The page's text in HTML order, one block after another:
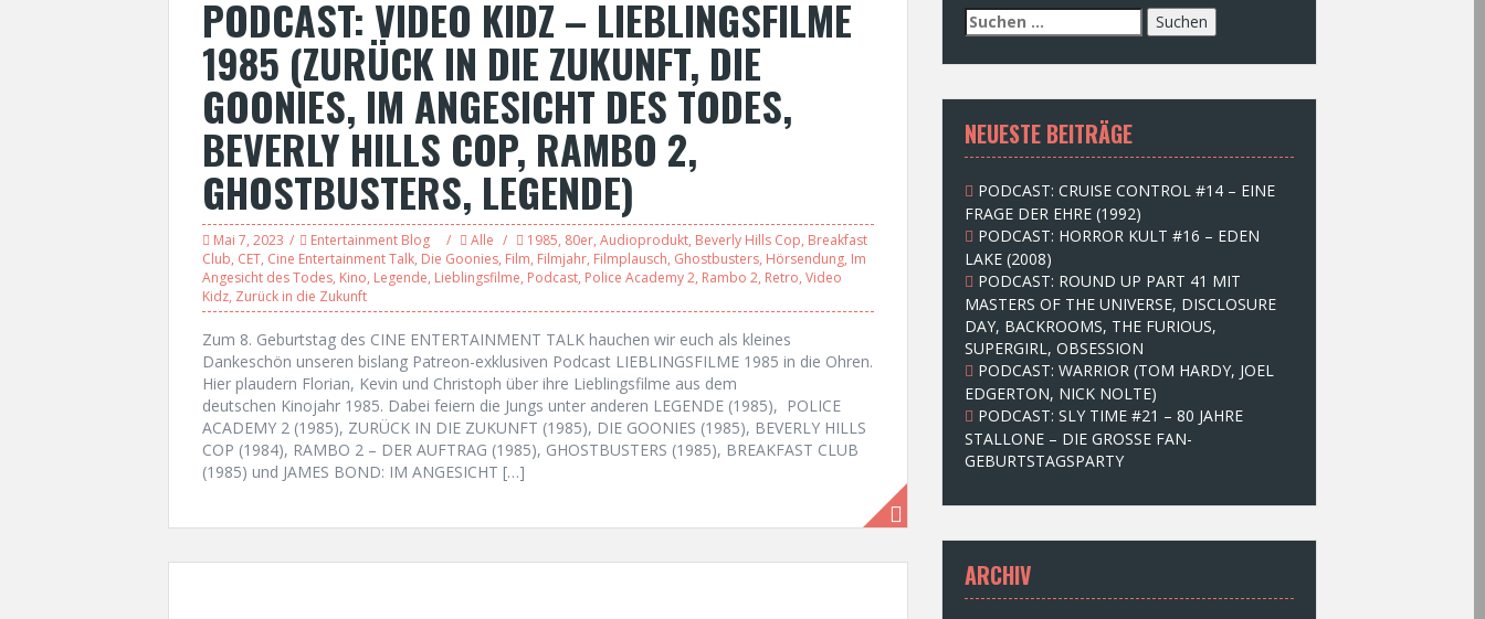
PODCAST: VIDEO KIDZ – LIEBLINGSFILME
1985 (ZURÜCK IN DIE ZUKUNFT, DIE
GOONIES, IM ANGESICHT DES TODES,
BEVERLY HILLS COP, RAMBO 2,
GHOSTBUSTERS, LEGENDE)
Mai 7, 2023 Entertainment Blog Alle 1985, 80er, Audioprodukt, Beverly Hills Cop, Breakfast
Club, CET, Cine Entertainment Talk, Die Goonies, Film, Filmjahr, Filmplausch, Ghostbusters, Hörsendung, Im
Angesicht des Todes, Kino, Legende, Lieblingsfilme, Podcast, Police Academy 2, Rambo 2, Retro, Video
Kidz, Zurück in die Zukunft
Zum 8. Geburtstag des CINE ENTERTAINMENT TALK hauchen wir euch als kleines
Dankeschön unseren bislang Patreon-exklusiven Podcast LIEBLINGSFILME 1985 in die Ohren.
Hier plaudern Florian, Kevin und Christoph über ihre Lieblingsfilme aus dem
deutschen Kinojahr 1985. Dabei feiern die Jungs unter anderen LEGENDE (1985), POLICE
ACADEMY 2 (1985), ZURÜCK IN DIE ZUKUNFT (1985), DIE GOONIES (1985), BEVERLY HILLS
COP (1984), RAMBO 2 – DER AUFTRAG (1985), GHOSTBUSTERS (1985), BREAKFAST CLUB
(1985) und JAMES BOND: IM ANGESICHT […]
S
u
c
e
n
n
c
h
:
NEUESTE BEITRÄGE
PODCAST: CRUISE CONTROL #14 – EINE
FRAGE DER EHRE (1992)
PODCAST: HORROR KULT #16 – EDEN
LAKE (2008)
PODCAST: ROUND UP PART 41 MIT
MASTERS OF THE UNIVERSE, DISCLOSURE
DAY, BACKROOMS, THE FURIOUS,
SUPERGIRL, OBSESSION
PODCAST: WARRIOR (TOM HARDY, JOEL
EDGERTON, NICK NOLTE)
PODCAST: SLY TIME #21 – 80 JAHRE
STALLONE – DIE GROSSE FAN-
GEBURTSTAGSPARTY
ARCHIV